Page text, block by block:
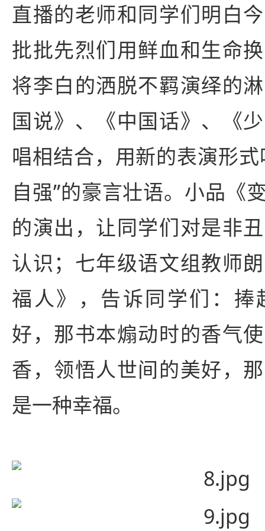
直播的老师和同学们明白
批批先烈们用鲜血和生命
将李白的洒脱不羁演绎的
国说》、《中国话》、《
唱相结合，用新的表演形
自强”的豪言壮语。小品《
的演出，让同学们对是非
认识；七年级语文组教师
福人》，告诉同学们：捧
好，那书本煽动时的香气
香，领悟人世间的美好，
是一种幸福。